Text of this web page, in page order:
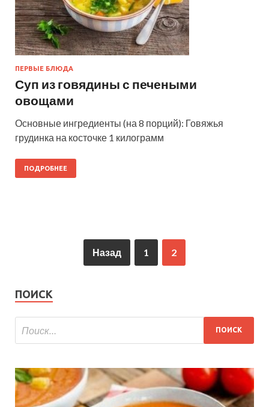
ПЕРВЫЕ БЛЮДА
Суп из говядины с печеными
овощами
Основные ингредиенты (на 8 порций): Говяжья
грудинка на косточке 1 килограмм
ПОДРОБНЕЕ
Назад 1 2
ПОИСК